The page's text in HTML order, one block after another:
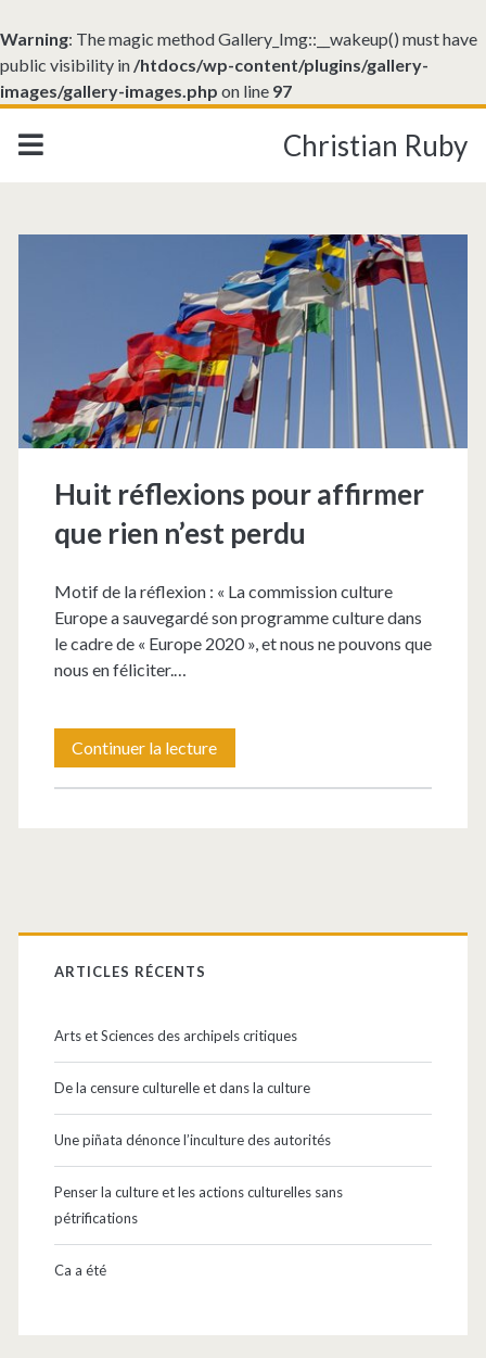
Warning: The magic method Gallery_Img::__wakeup() must have
public visibility in /htdocs/wp-content/plugins/gallery-
images/gallery-images.php on line 97
Christian Ruby
Catégorie :
<span>Exercice
Soi</span>
Huit réflexions pour affirmer
que rien n’est perdu
Motif de la réflexion : « La commission culture
Europe a sauvegardé son programme culture dans
le cadre de « Europe 2020 », et nous ne pouvons que
nous en féliciter.…
Continuer la lectureHuit
réflexions
rien
Barre
latérale
principale
ARTICLES RÉCENTS
Arts et Sciences des archipels critiques
De la censure culturelle et dans la culture
Une piñata dénonce l’inculture des autorités
Penser la culture et les actions culturelles sans
pétrifications
Ca a été